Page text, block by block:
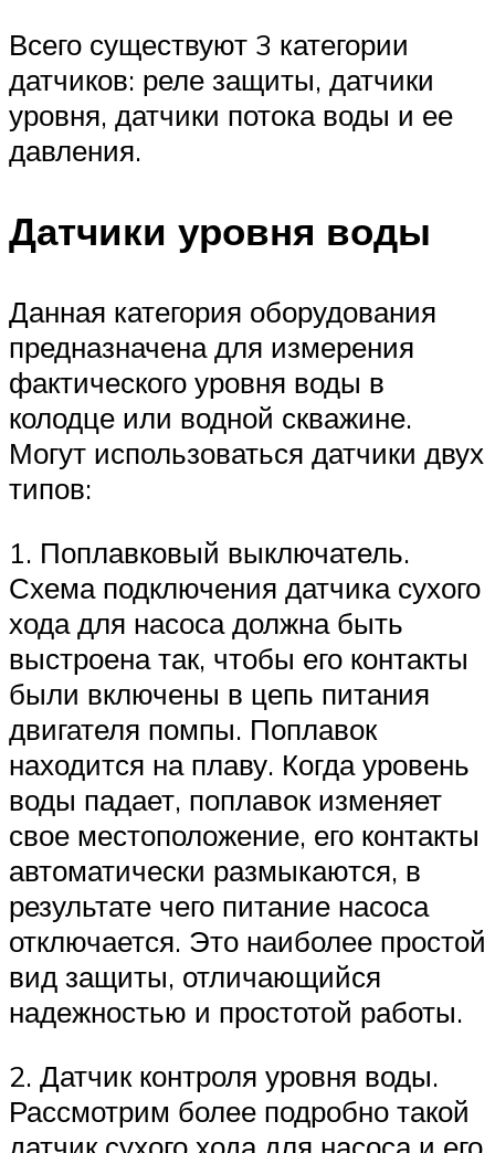
Всего существуют 3 категории
датчиков: реле защиты, датчики
уровня, датчики потока воды и ее
давления.
Датчики уровня воды
Данная категория оборудования
предназначена для измерения
фактического уровня воды в
колодце или водной скважине.
Могут использоваться датчики двух
типов:
1. Поплавковый выключатель.
Схема подключения датчика сухого
хода для насоса должна быть
выстроена так, чтобы его контакты
были включены в цепь питания
двигателя помпы. Поплавок
находится на плаву. Когда уровень
воды падает, поплавок изменяет
свое местоположение, его контакты
автоматически размыкаются, в
результате чего питание насоса
отключается. Это наиболее простой
вид защиты, отличающийся
надежностью и простотой работы.
2. Датчик контроля уровня воды.
Рассмотрим более подробно такой